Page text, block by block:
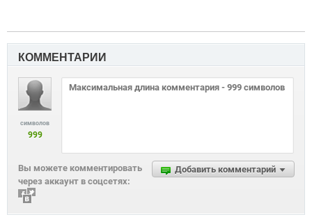
КОММЕНТАРИИ
символов
999
Добавить комментарий
Вы можете комментировать
через аккаунт в соцсетях: